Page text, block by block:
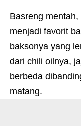
Basreng
menjadi favorit
baksonya yang
dari chili oilnya,
berbeda
matang.